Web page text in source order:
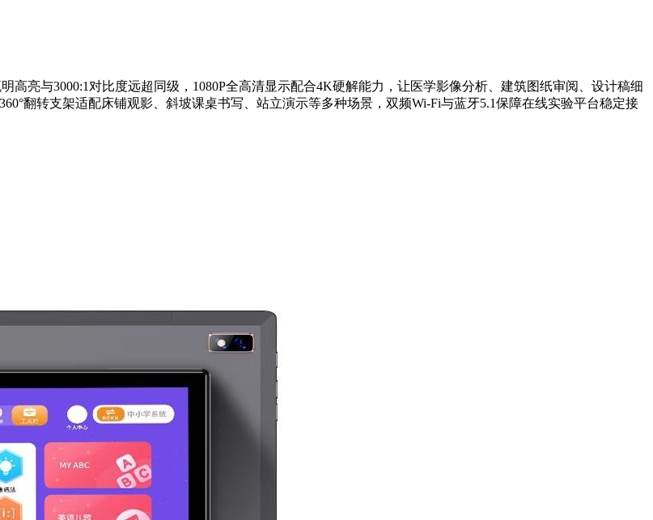
高亮与3000:1对比度远超同级，1080P全高清显示配合4K硬解能力，让医学影像分析、建筑图纸审阅、设计稿细
翻转支架适配床铺观影、斜坡课桌书写、站立演示等多种场景，双频Wi-Fi与蓝牙5.1保障在线实验平台稳定接